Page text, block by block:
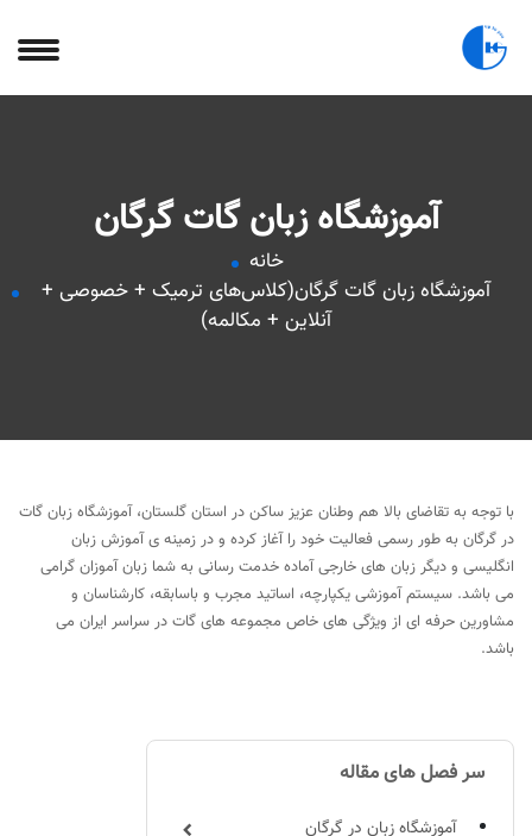
آموزشگاه زبان گات گرگان
خانه
آموزشگاه زبان گات گرگان(کلاس‌های ترمیک + خصوصی +
آنلاین + مکالمه)
با توجه به تقاضای بالا هم وطنان عزیز ساکن در استان گلستان، آموزشگاه زبان گات
در گرگان به طور رسمی فعالیت خود را آغاز کرده و در زمینه ی آموزش زبان
انگلیسی و دیگر زبان های خارجی آماده خدمت رسانی به شما زبان آموزان گرامی
می باشد. سیستم آموزشی یکپارچه، اساتید مجرب و باسابقه، کارشناسان و
مشاورین حرفه ای از ویژگی های خاص مجموعه های گات در سراسر ایران می
باشد.
سر فصل های مقاله
آموزشگاه زبان در گرگان